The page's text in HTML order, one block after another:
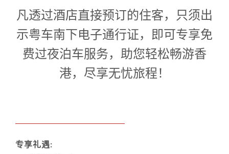
1
凡透过酒店直接预订的住客，只须出
示粤车南下电子通行证，即可专享免
费过夜泊车服务，助您轻松畅游香
港，尽享无忧旅程！
专享礼遇: